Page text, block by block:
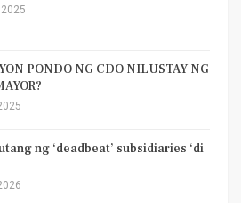
PONDO NG CDO NILUSTAY NG
ng ‘deadbeat’ subsidiaries ‘di